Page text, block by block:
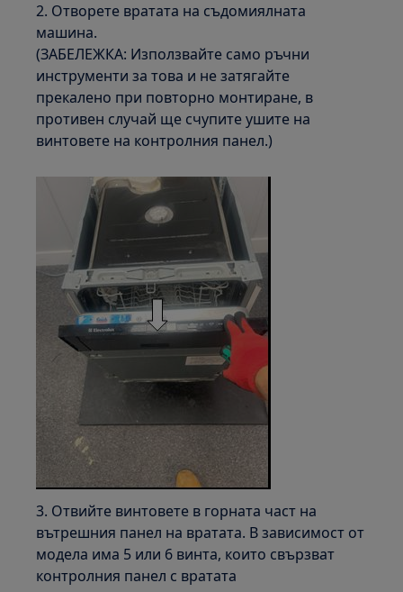
2. Отворете вратата на съдомиялната
машина.
(ЗАБЕЛЕЖКА: Използвайте само ръчни
инструменти за това и не затягайте
прекалено при повторно монтиране, в
противен случай ще счупите ушите на
винтовете на контролния панел.)
3. Отвийте винтовете в горната част на
вътрешния панел на вратата. В зависимост от
модела има 5 или 6 винта, които свързват
контролния панел с вратата